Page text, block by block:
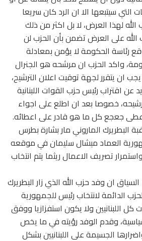
التي سيتبعها الا ان الرد كان سريعا
لهذا العرض، لا بل اكثر من ذلك
الله على العرض تضمن بأن الحزب لن
رئاسة الحكومة لا يؤمن بمعادلة
واكد الحزب ان مرشحه هو الجنرال
ان يتقرر لجهة توقيت اعلان الترشيح،
عن اقتراب رئيس حزب القوات اللبنانية
خصوصا بعد ان اطلع على اجواء
اعطى جعجع كل ما هو قادر على اعطائه.
البطريرك الماروني مار بشارة بطرس
العماد ميشال سليمان في موقعه
تصريف الاعمال ريثما يتم انتخاب
ان وفد حزب الله الذي زار البطريرك
الدائمة لانتخاب رئيس للجمهورية
اللبنانيين ولا يكون استفزازيا ووفق
وقدم الوفد رؤيته في ما يخص
الجسيمة على اللبنانيين بشكل